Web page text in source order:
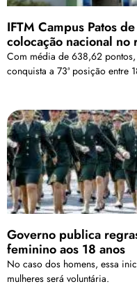
IFTM Campus Patos
colocação nacional no
Com média de 638,62
conquista a 73ª posição entre
Governo publica
feminino aos 18 anos
No caso dos homens, essa
mulheres será voluntária.